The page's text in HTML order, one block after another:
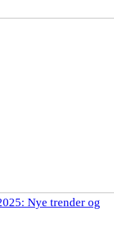
Nye trender og